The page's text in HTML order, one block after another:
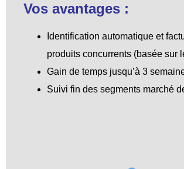
Vos avantages :
Identification automatique et
produits concurrents (basée sur
Gain de temps jusqu’à 3
Suivi fin des segments marché